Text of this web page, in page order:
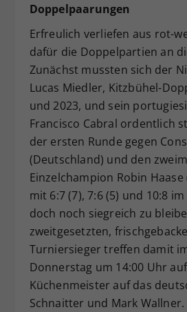
Doppelpaarungen
Erfreulich verliefen aus rot-
dafür die Doppelpartien an
Zunächst mussten sich der
Lucas Miedler, Kitzbühel-
und 2023, und sein
Francisco Cabral ordentlich
der ersten Runde gegen
(Deutschland) und den
Einzelchampion Robin
mit 6:7 (7), 7:6 (5) und 10:8
doch noch siegreich zu
zweitgesetzten,
Turniersieger treffen damit
Donnerstag um 14:00 Uhr
Küchenmeister auf das
Schnaitter und Mark Wallner.